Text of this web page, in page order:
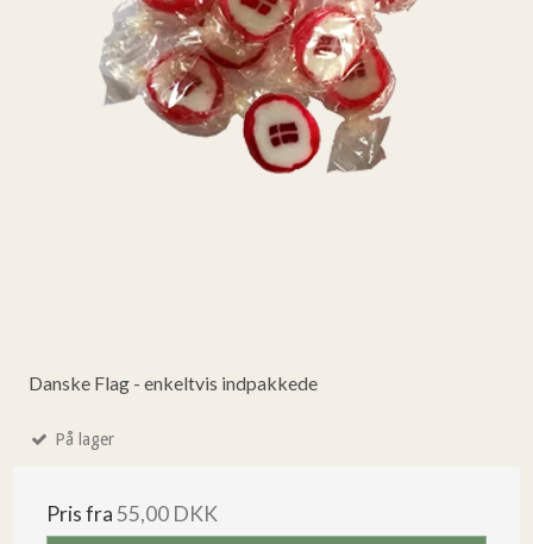
Danske Flag - enkeltvis indpakkede
På lager
Pris fra55,00 DKK